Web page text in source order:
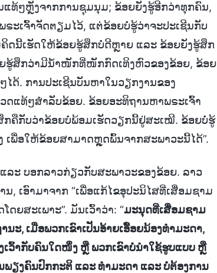
ທ້ໆຫຼັງຈາກການຊຸມນຸມ; ຂ້ອຍຍັງຮູ້ອີກວ່າທຸກຄົນ,
ະເຈົ້າຈັດຕຽມໄວ້, ແຕ່ຂ້ອຍບໍ່ຮູ້ວ່າຈະປະເຊີນກັບ
ດນີ້ເຮັດໃຫ້ຂ້ອຍຮູ້ສຶກບໍ່ດີຫຼາຍ ແລະ ຂ້ອຍຍັງຮູ້ສຶກ
ຮູ້ສຶກວ່າມີນ້ຳໜັກທີ່ໜັກກົດເທິງຫົວຂອງຂ້ອຍ, ຂ້ອຍ
ດ້. ການປະເຊີນບັນຫາໃນວຽກງານຂອງ
ດແທ້ໆສຳລັບຂ້ອຍ. ຂ້ອຍອະທິຖານຫາພຣະເຈົ້າ
ຄືກັບວ່າຂ້ອຍບໍ່ພ້ອມເຮັດວຽກນີ້ຢູ່ສະເໝີ. ຂ້ອຍບໍ່ຮູ້
ເພື່ອໃຫ້ຂ້ອຍສາມາດຫຼຸດພົ້ນຈາກສະພາວະນີ້ໄດ້”.
ລະ ບອກລາວກ່ຽວກັບສະພາວະຂອງຂ້ອຍ. ລາວ
, ເອົາມາຈາກ “ເພື່ອແກ້ໄຂອຸປະນິໄສທີ່ເສື່ອມຊາມ
ຍສະເພາະ”. ມັນເວົ້າວ່າ: “ມະນຸດທີ່ເສື່ອມຊາມ
ະ, ເມື່ອພວກເຂົາເປັນອ້າຍເອື້ອຍນ້ອງທຳມະດາ,
ວົ້າກັບຄົນໃດໜຶ່ງ ຫຼື ພວກເຂົາບໍ່ນໍາໃຊ້ຮູບແບບ ຫຼື
ພຽງຄົນປົກກະຕິ ແລະ ທຳມະດາ ແລະ ບໍ່ຕ້ອງການ